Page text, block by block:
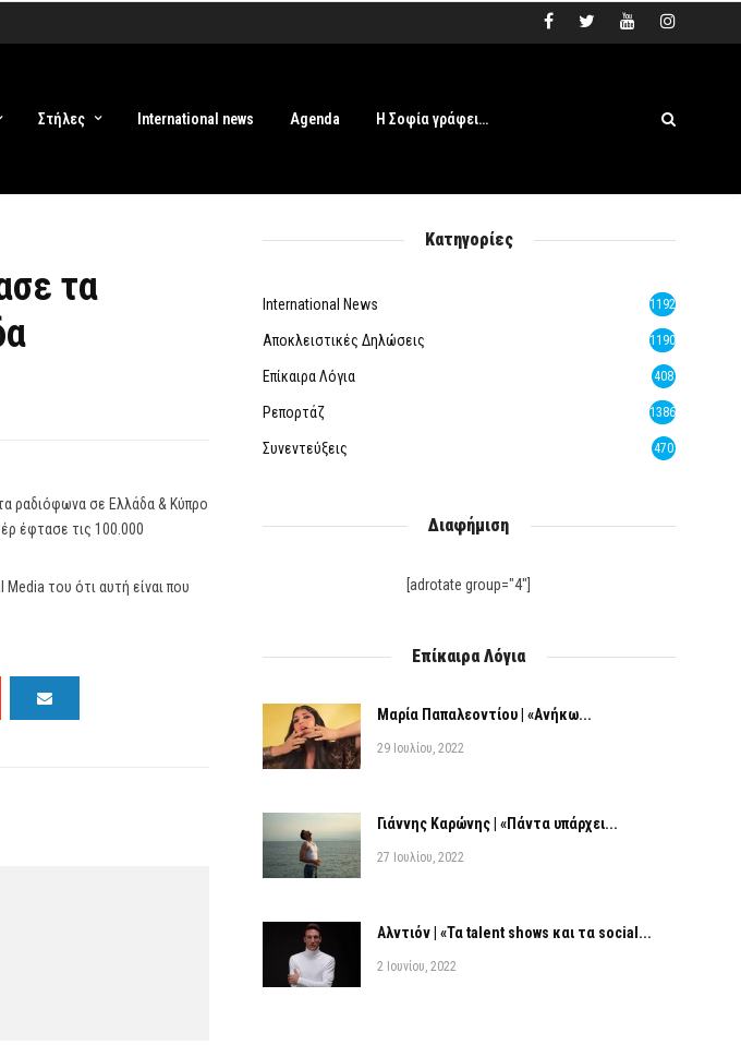
Στήλες International news Agenda Η Σοφία γράφει…
τα
ραδιόφωνα σε Ελλάδα & Κύπρο
έφτασε τις 100.000
του ότι αυτή είναι που
Κατηγορίες
International News 1192
Αποκλειστικές Δηλώσεις 1190
Επίκαιρα Λόγια 408
Ρεπορτάζ 1386
Συνεντεύξεις 470
Διαφήμιση
[adrotate group="4"]
Επίκαιρα Λόγια
Μαρία Παπαλεοντίου | «Ανήκω...
29 Ιουλίου, 2022
Γιάννης Καρώνης | «Πάντα υπάρχει...
27 Ιουλίου, 2022
Αλντιόν | «Τα talent shows και τα social...
2 Ιουνίου, 2022